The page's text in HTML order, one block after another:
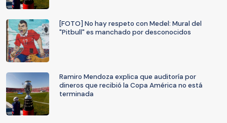
[FOTO] No hay respeto con Medel: Mural del
"Pitbull" es manchado por desconocidos
Ramiro Mendoza explica que auditoría por
dineros que recibió la Copa América no está
terminada